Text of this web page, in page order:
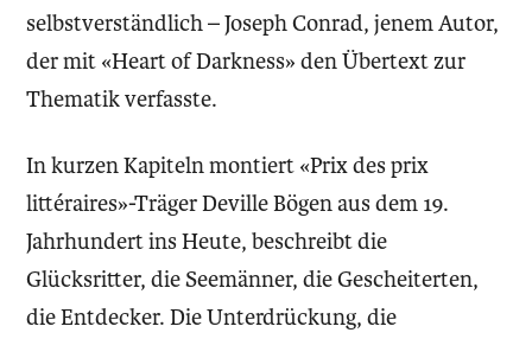
selbstverständlich – Joseph Conrad, jenem Autor,
der mit «Heart of Darkness» den Übertext zur
Thematik verfasste.
In kurzen Kapiteln montiert «Prix des prix
littéraires»-Träger Deville Bögen aus dem 19.
Jahrhundert ins Heute, beschreibt die
Glücksritter, die Seemänner, die Gescheiterten,
die Entdecker. Die Unterdrückung, die